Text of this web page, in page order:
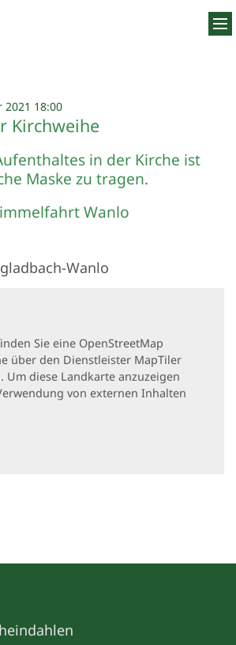
2021 18:00:
Kirchweihe
in der Kirche ist
Maske zu tragen.
Wanlo
Wanlo
Sie eine OpenStreetMap
über den Dienstleister MapTiler
Um diese Landkarte anzuzeigen
von externen Inhalten